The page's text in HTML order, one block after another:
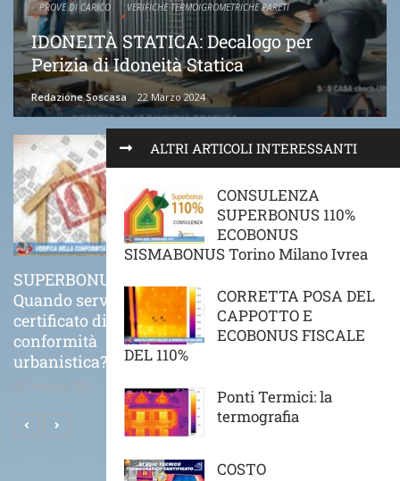
ALTRI ARTICOLI INTERESSANTI
CONSULENZA
SUPERBONUS 110%
ECOBONUS
SISMABONUS Torino Milano Ivrea
CORRETTA POSA DEL
CAPPOTTO E
ECOBONUS FISCALE
DEL 110%
Ponti Termici: la
termografia
COSTO
PROVE DI CARICO
VERIFICHE TERMOIGROMETRICHE PARETI
IDONEITÀ STATICA: Decalogo per
Perizia di Idoneità Statica
Redazione Soscasa 22 Marzo 2024
SUPERBONUS 110%
Quando serve il
certificato di
conformità
urbanistica?
25 Febbraio 2021
CORRETTAMENTE UN
CAPPOTTO TERMICO
21 Novembre 2020